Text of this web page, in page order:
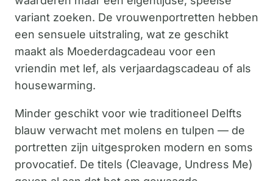
variant zoeken. De vrouwenportretten hebben
een sensuele uitstraling, wat ze geschikt
maakt als Moederdagcadeau voor een
vriendin met lef, als verjaardagscadeau of als
housewarming.
Minder geschikt voor wie traditioneel Delfts
blauw verwacht met molens en tulpen — de
portretten zijn uitgesproken modern en soms
provocatief. De titels (Cleavage, Undress Me)